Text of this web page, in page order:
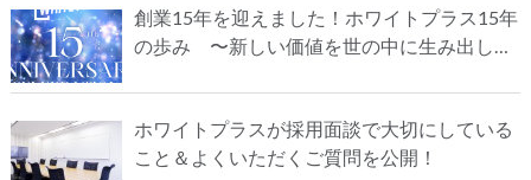
創業15年を迎えました！ホワイトプラス15年
の歩み 〜新しい価値を世の中に生み出し続
ホワイトプラスが採用面談で大切にしている
こと＆よくいただくご質問を公開！